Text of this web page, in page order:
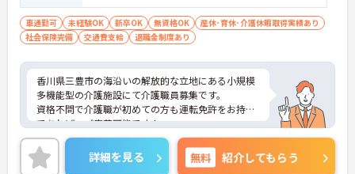
車通勤可 未経験OK 新卒OK 無資格OK
産休･育休･介護休暇取得実績あり
社会保険完備
交通費支給 退職金制度あり
香川県三豊市の海沿いの解放的な立地にある小規模
多機能型の介護施設にて介護職員募集です。
資格不問で介護職が初めての方も運転免許をお持ち
であれば、ご応募可能です！
ご興味のある方には、面接対策ポイントなど、さら
に詳細をお話しいたしますので、お気軽にご相談く
ださい。
詳細を見る 無料 紹介してもらう